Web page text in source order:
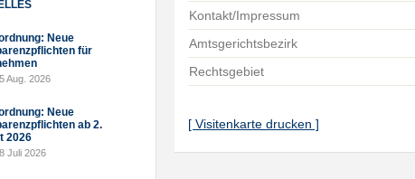
Neue
für
Aug. 2026
Neue
ab 2.
2026
Juli 2026
Kontakt/Impressum
Amtsgerichtsbezirk
Rechtsgebiet
[ Visitenkarte drucken ]